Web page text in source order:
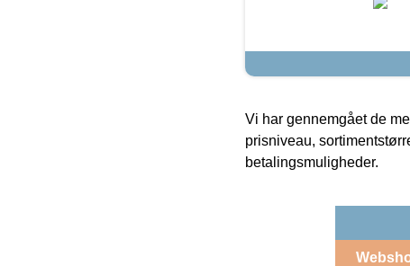
Vi har gennemgået de
prisniveau,
betalingsmuligheder.